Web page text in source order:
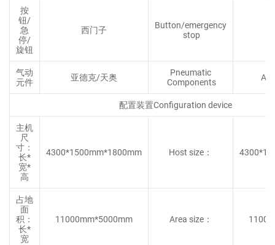
按
钮/
急
停/
旋钮
西门子
Button/emergency
stop
气动
元件
亚德克/天奥
Pneumatic
Components
配置装置Configuration device
主机
尺
寸：
长*
宽*
高
4300*1500mm*1800mm Host size：
占地
面
积：
长*
宽
11000mm*5000mm Area size：